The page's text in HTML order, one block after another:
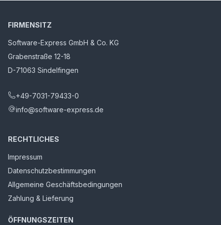
FIRMENSITZ
Software-Express GmbH & Co. KG
Grabenstraße 12-18
D-71063 Sindelfingen
+49-7031-79433-0
info@software-express.de
RECHTLICHES
Impressum
Datenschutzbestimmungen
Allgemeine Geschäftsbedingungen
Zahlung & Lieferung
ÖFFNUNGSZEITEN